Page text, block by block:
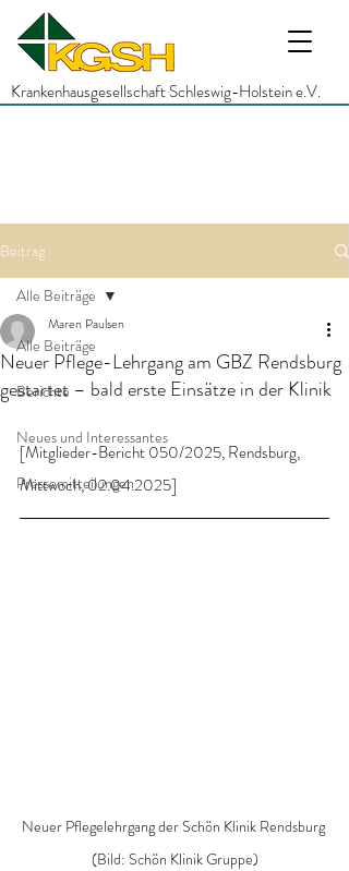
Krankenhausgesellschaft Schleswig-Holstein e.V.
Beitrag
Alle Beiträge
Berichte
Neues und Interessantes
Pressemitteilungen
Alle Beiträge
Neuer Pflege-Lehrgang am GBZ Rendsburg
gestartet – bald erste Einsätze in der Klinik
Maren Paulsen
[Mitglieder-Bericht 050/2025, Rendsburg,
Mittwoch, 02.04.2025]
Neuer Pflegelehrgang der Schön Klinik Rendsburg
(Bild: Schön Klinik Gruppe)